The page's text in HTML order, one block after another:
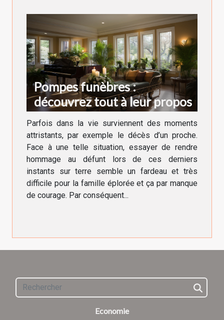
Pompes funèbres :
découvrez tout à leur propos
Parfois dans la vie surviennent des moments
attristants, par exemple le décès d’un proche.
Face à une telle situation, essayer de rendre
hommage au défunt lors de ces derniers
instants sur terre semble un fardeau et très
difficile pour la famille éplorée et ça par manque
de courage. Par conséquent...
Economie